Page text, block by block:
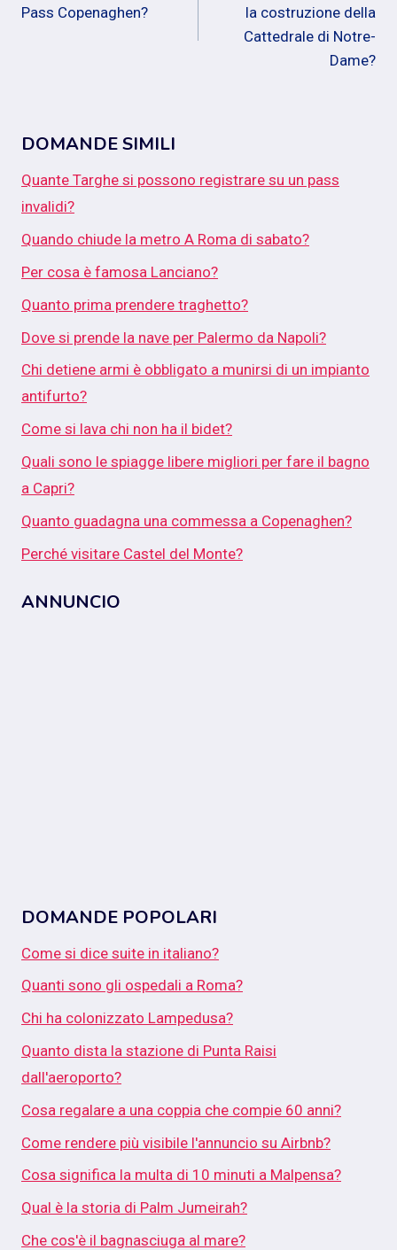
Pass Copenaghen?
la costruzione della
Cattedrale di Notre-
Dame?
DOMANDE SIMILI
Quante Targhe si possono registrare su un pass
invalidi?
Quando chiude la metro A Roma di sabato?
Per cosa è famosa Lanciano?
Quanto prima prendere traghetto?
Dove si prende la nave per Palermo da Napoli?
Chi detiene armi è obbligato a munirsi di un impianto
antifurto?
Come si lava chi non ha il bidet?
Quali sono le spiagge libere migliori per fare il bagno
a Capri?
Quanto guadagna una commessa a Copenaghen?
Perché visitare Castel del Monte?
ANNUNCIO
DOMANDE POPOLARI
Come si dice suite in italiano?
Quanti sono gli ospedali a Roma?
Chi ha colonizzato Lampedusa?
Quanto dista la stazione di Punta Raisi
dall'aeroporto?
Cosa regalare a una coppia che compie 60 anni?
Come rendere più visibile l'annuncio su Airbnb?
Cosa significa la multa di 10 minuti a Malpensa?
Qual è la storia di Palm Jumeirah?
Che cos'è il bagnasciuga al mare?